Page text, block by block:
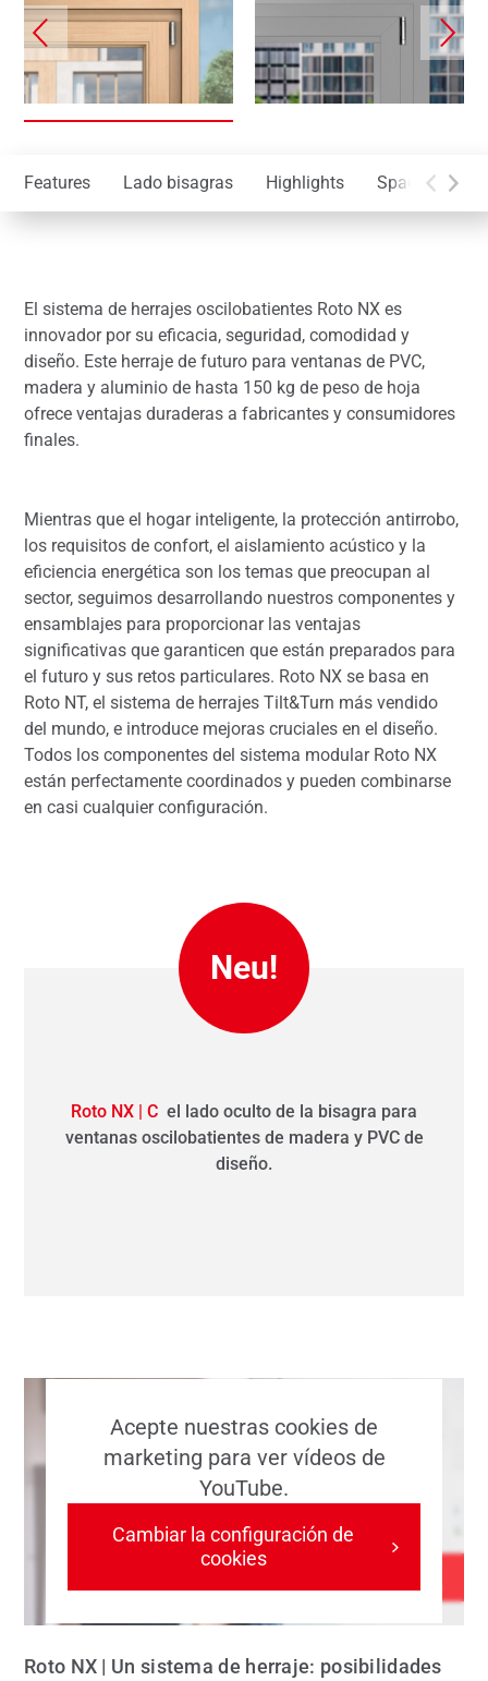
Features Lado bisagras Highlights Space
El sistema de herrajes oscilobatientes Roto NX es
innovador por su eficacia, seguridad, comodidad y
diseño. Este herraje de futuro para ventanas de PVC,
madera y aluminio de hasta 150 kg de peso de hoja
ofrece ventajas duraderas a fabricantes y consumidores
finales.
Mientras que el hogar inteligente, la protección antirrobo,
los requisitos de confort, el aislamiento acústico y la
eficiencia energética son los temas que preocupan al
sector, seguimos desarrollando nuestros componentes y
ensamblajes para proporcionar las ventajas
significativas que garanticen que están preparados para
el futuro y sus retos particulares. Roto NX se basa en
Roto NT, el sistema de herrajes Tilt&Turn más vendido
del mundo, e introduce mejoras cruciales en el diseño.
Todos los componentes del sistema modular Roto NX
están perfectamente coordinados y pueden combinarse
en casi cualquier configuración.
Neu!
Roto NX | C el lado oculto de la bisagra para
ventanas oscilobatientes de madera y PVC de
diseño.
Acepte nuestras cookies de
marketing para ver vídeos de
YouTube.
Cambiar la configuración de
cookies
Roto NX | Un sistema de herraje: posibilidades